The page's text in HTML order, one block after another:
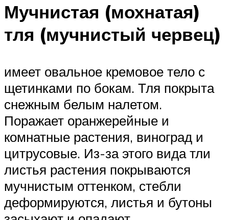
Мучнистая (мохнатая)
тля (мучнистый червец)
имеет овальное кремовое тело с
щетинками по бокам. Тля покрыта
снежным белым налетом.
Поражает оранжерейные и
комнатные растения, виноград и
цитрусовые. Из-за этого вида тли
листья растения покрываются
мучнистым оттенком, стебли
деформируются, листья и бутоны